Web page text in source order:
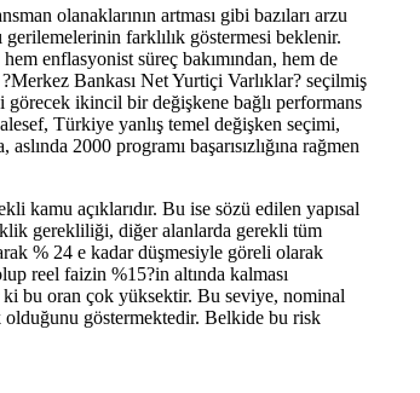
olanaklarının artması gibi bazıları arzu
farklılık göstermesi beklenir.
enflasyonist süreç bakımından, hem de
Bankası Net Yurtiçi Varlıklar? seçilmiş
görecek ikincil bir değişkene bağlı performans
Türkiye yanlış temel değişken seçimi,
2000 programı başarısızlığına rağmen
kamu açıklarıdır. Bu ise sözü edilen yapısal
gerekliliği, diğer alanlarda gerekli tüm
% 24 e kadar düşmesiyle göreli olarak
reel faizin %15?in altında kalması
ki bu oran çok yüksektir. Bu seviye, nominal
göstermektedir. Belkide bu risk